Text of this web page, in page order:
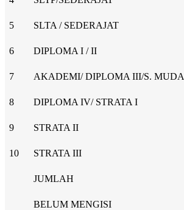
5 SLTA / SEDERAJAT
6 DIPLOMA I / II
7 AKADEMI/ DIPLOMA III/S. MUDA
8 DIPLOMA IV/ STRATA I
9 STRATA II
10 STRATA III
JUMLAH
BELUM MENGISI